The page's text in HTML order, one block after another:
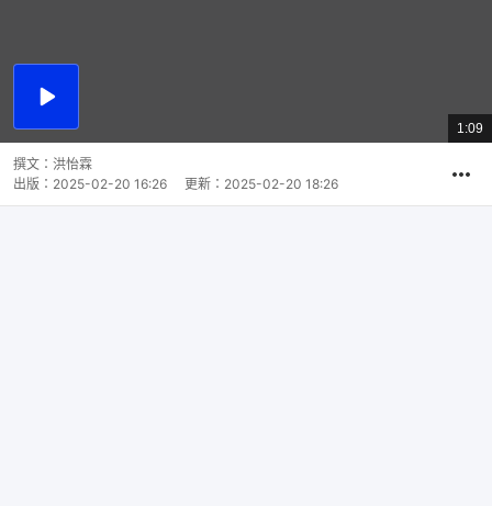
播
總
共
1:09
撰文： 洪怡霖
出版： 2025-02-20 16:26 更新： 2025-02-20 18:26